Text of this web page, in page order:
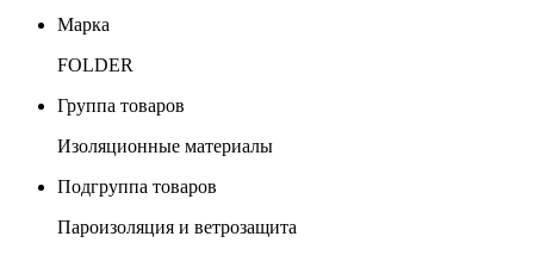
Марка
FOLDER
Группа товаров
Изоляционные материалы
Подгруппа товаров
Пароизоляция и ветрозащита